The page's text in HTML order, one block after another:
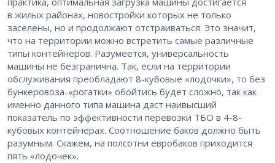
в жилых районах, новостройки которых не только
заселены, но и продолжают отстраиваться. Это значит,
что на территории можно встретить самые различные
типы контейнеров. Разумеется, универсальность
машины не безгранична. Так, если на территории
обслуживания преобладают 8-кубовые «лодочки», то без
бункеровоза-«рогатки» обойтись будет сложно, так как
именно данного типа машина даст наивысший
показатель по эффективности перевозки ТБО в 4-8-
кубовых контейнерах. Соотношение баков должно быть
разумным. Скажем, на полсотни евробаков приходится
пять «лодочек».